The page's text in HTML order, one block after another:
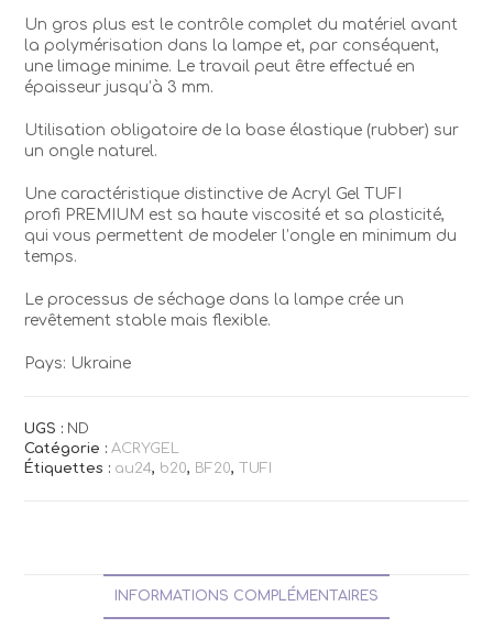
Un gros plus est le contrôle complet du matériel avant
la polymérisation dans la lampe et, par conséquent,
une limage minime. Le travail peut être effectué en
épaisseur jusqu’à 3 mm.
Utilisation obligatoire de la base élastique (rubber) sur
un ongle naturel.
Une caractéristique distinctive de Acryl Gel TUFI
profi PREMIUM est sa haute viscosité et sa plasticité,
qui vous permettent de modeler l’ongle en minimum du
temps.
Le processus de séchage dans la lampe crée un
revêtement stable mais flexible.
Pays: Ukraine
UGS : ND
Catégorie :ACRYGEL
Étiquettes : au24, b20, BF20, TUFI
INFORMATIONS COMPLÉMENTAIRES